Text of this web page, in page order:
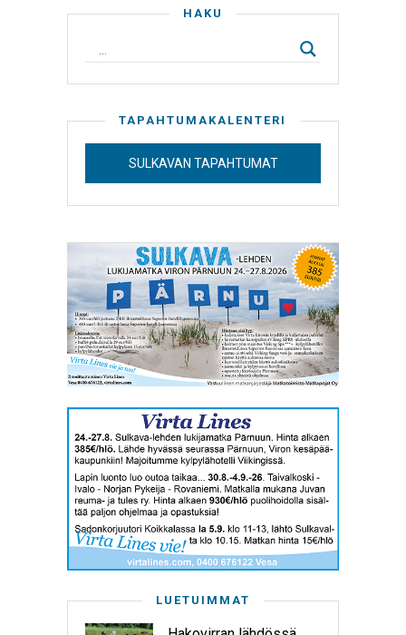
HAKU
TAPAHTUMAKALENTERI
SULKAVAN TAPAHTUMAT
LUETUIMMAT